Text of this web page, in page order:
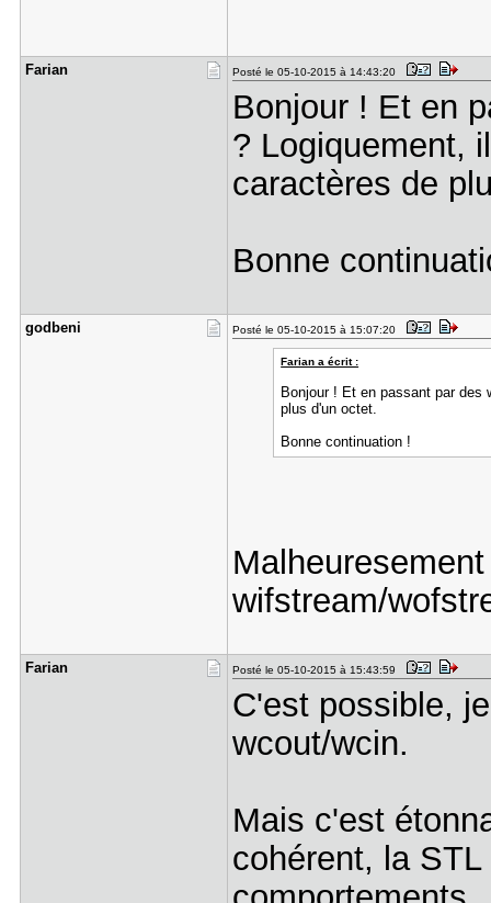
Farian Posté le 05-10-2015 à 14:43:20
Bonjour ! Et en
? Logiquement,
caractères de
Bonne
godbeni Posté le 05-10-2015 à 15:07:20
Farian a écrit :
Bonjour ! Et en passant par des
plus d'un octet.
Bonne continuation !
wifstream/
Farian Posté le 05-10-2015 à 15:43:59
C'est possible,
wcout/wcin.
Mais c'est
cohérent, la